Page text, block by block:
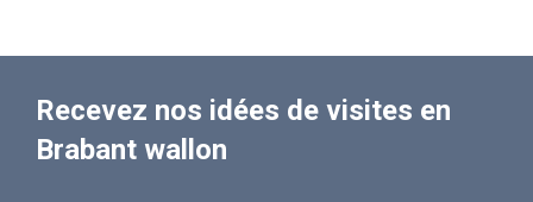
Recevez nos idées de visites en
Brabant wallon